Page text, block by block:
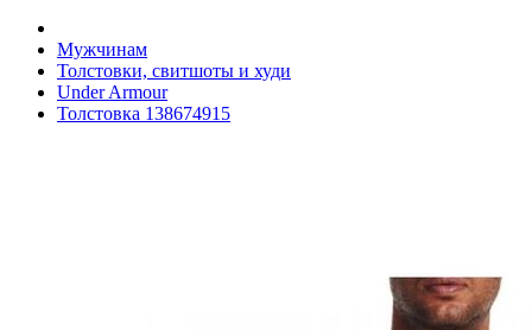
Мужчинам
Толстовки, свитшоты и худи
Under Armour
Толстовка 138674915